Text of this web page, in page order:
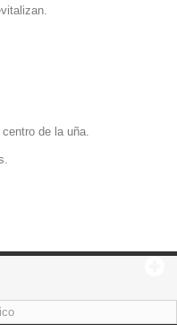
de la uña.